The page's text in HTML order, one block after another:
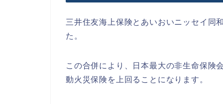
三井住友海上保険とあいおいニッセイ同
た。
この合併により、日本最大の非生命保険
動火災保険を上回ることになります。